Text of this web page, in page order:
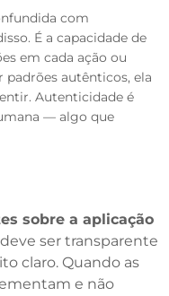
com
É a capacidade de
em cada ação ou
padrões autênticos, ela
Autenticidade é
— algo que
sobre a aplicação
ser transparente
claro. Quando as
e não